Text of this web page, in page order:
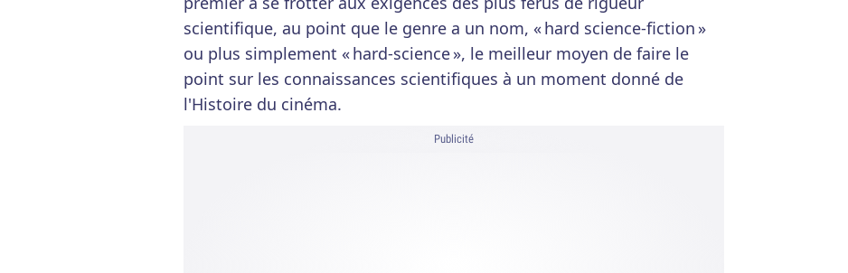
scientifique, au point que le genre a un nom, « hard science-fiction »
ou plus simplement « hard-science », le meilleur moyen de faire le
point sur les connaissances scientifiques à un moment donné de
l'Histoire du cinéma.
Publicité